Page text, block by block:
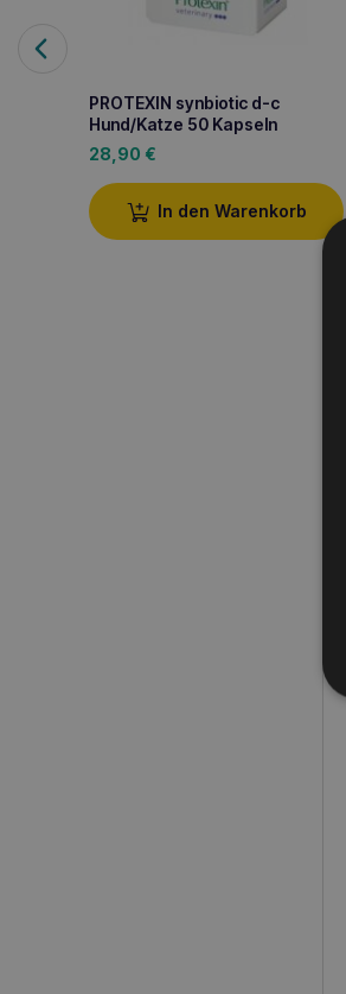
PROTEXIN synbiotic d-c
Hund/Katze 50 Kapseln
28,90 €
In den Warenkorb